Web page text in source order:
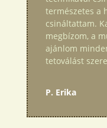
természetes a
csináltattam.
megbízom, a
ajánlom
tetoválást
P. Erika